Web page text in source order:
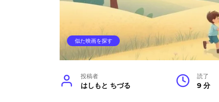
似た映画を探す
投稿者
はしもと ちづる
読了
9 分